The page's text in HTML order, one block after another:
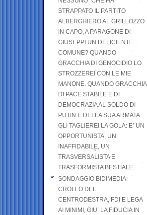
STRAPPATO IL PARTITO
ALBERGHIERO AL GRILLOZZO
IN CAPO, A PARAGONE DI
GIUSEPPI UN DEFICIENTE
COMUNE? QUANDO
GRACCHIA DI GENOCIDIO LO
STROZZEREI CON LE MIE
MANONE. QUANDO GRACCHIA
DI PACE STABILE E DI
DEMOCRAZIA AL SOLDO DI
PUTIN E DELLA SUA ARMATA
GLI TAGLIEREI LA GOLA: E’ UN
OPPORTUNISTA, UN
INAFFIDABILE, UN
TRASVERSALISTA E
TRASFORMISTA BESTIALE.
SONDAGGIO BIDIMEDIA:
CROLLO DEL
CENTRODESTRA, FDI E LEGA
AI MINIMI, GIU’ LA FIDUCIA IN